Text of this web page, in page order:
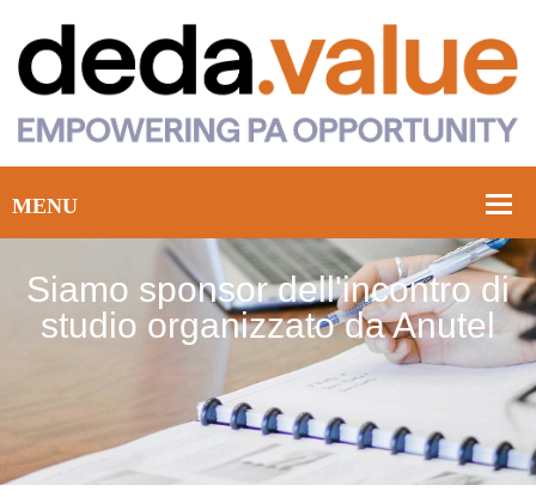
Siamo sponsor dell'incontro di
studio organizzato da Anutel